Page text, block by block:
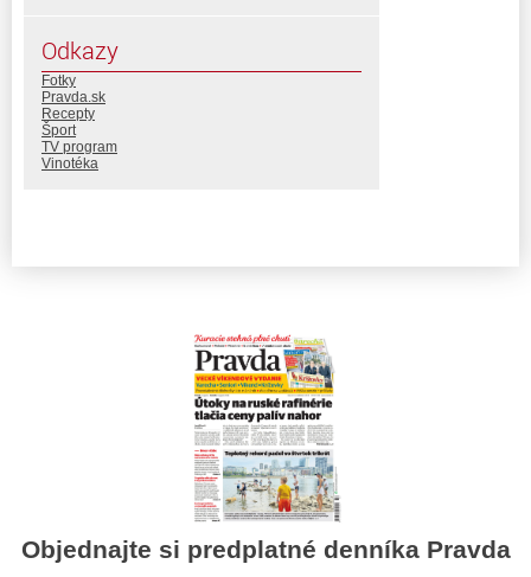
Odkazy
Fotky
Pravda.sk
Recepty
Šport
TV program
Vinotéka
Objednajte si predplatné denníka Pravda